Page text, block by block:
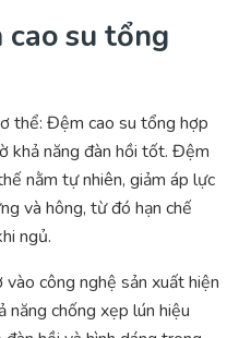
cao su tổng
thể: Đệm cao su tổng hợp
khả năng đàn hồi tốt. Đệm
nằm tự nhiên, giảm áp lực
và hông, từ đó hạn chế
ngủ.
công nghệ sản xuất hiện
năng chống xẹp lún hiệu